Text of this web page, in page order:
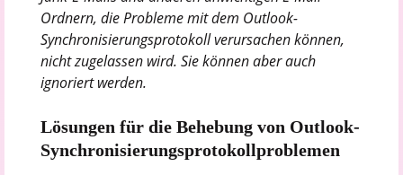
Ordnern, die Probleme mit dem Outlook-
Synchronisierungsprotokoll verursachen können,
nicht zugelassen wird. Sie können aber auch
ignoriert werden.
Lösungen für die Behebung von Outlook-
Synchronisierungsprotokollproblemen